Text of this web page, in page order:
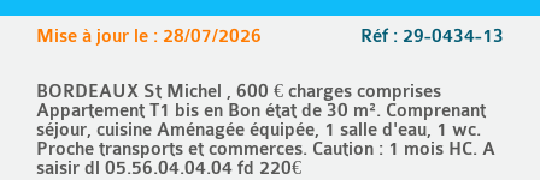
Réf : 29-0434-13
Mise à jour le : 28/07/2026
BORDEAUX St Michel , 600 € charges comprises
Appartement T1 bis en Bon état de 30 m². Comprenant
séjour, cuisine Aménagée équipée, 1 salle d'eau, 1 wc.
Proche transports et commerces. Caution : 1 mois HC. A
saisir dl 05.56.04.04.04 fd 220€